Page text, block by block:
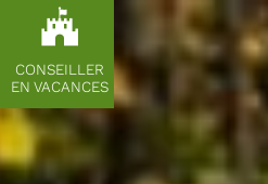
CONSEILLER
EN VACANCES